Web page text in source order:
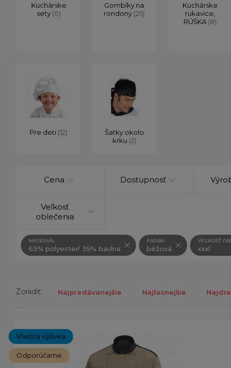
Kuchárske
sety (0)
Gombíky na
rondony (25)
Kuchárske
rukavice,
RÚŠKA (8)
Pre deti (12)
Šatky okolo
krku (2)
Cena Dostupnosť
Veľkosť
oblečenia
MATERIÁL
65% polyester/ 35% bavlna
FARBA
béžová
VEĽKOSŤ
xxxl
Zoradiť: Najpredávanejšie Najlacnejšie
Vlastná výšivka
Odporúčame